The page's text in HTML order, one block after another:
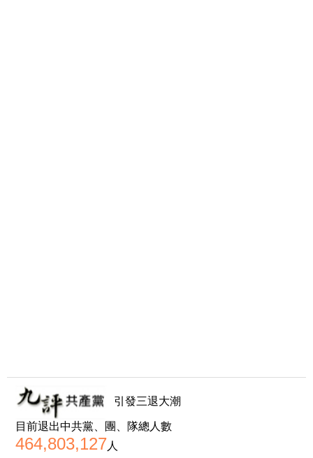
引發三退大潮
目前退出中共黨、團、隊總人數
464,803,127人